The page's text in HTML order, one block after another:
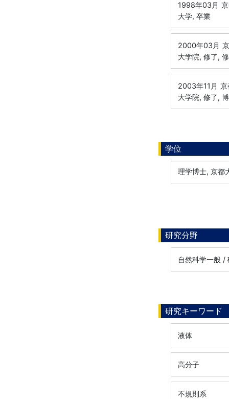
1998年03月
大学, 卒業
2000年03月
大学院, 修了,
2003年11月 京
大学院, 修了,
学位
理学博士, 京都
研究分野
自然科学一般
研究キーワード
液体
高分子
不規則系